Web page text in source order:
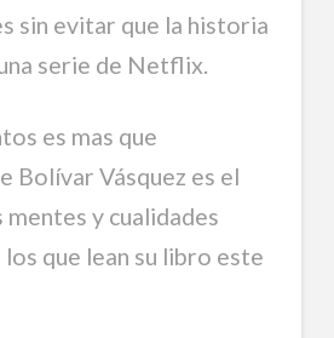
sin evitar que la historia
serie de Netflix.
es mas que
Bolívar Vásquez es el
mentes y cualidades
que lean su libro este